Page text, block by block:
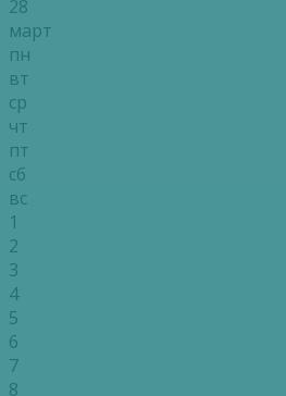
28
март
пн
вт
ср
чт
пт
сб
вс
1
2
3
4
5
6
7
8